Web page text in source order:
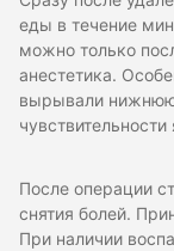
еды в течение
можно только
анестетика.
вырывали
После операции
снятия болей.
При наличии